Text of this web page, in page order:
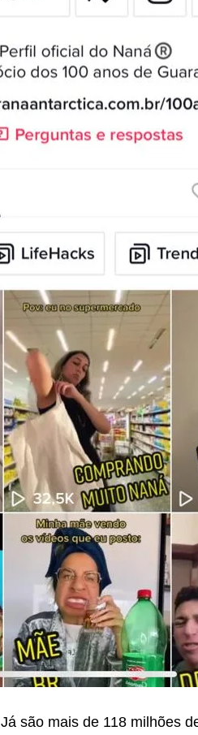
são mais de 118 milhões